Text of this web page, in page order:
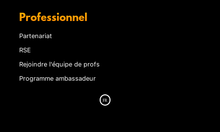
Professionnel
Partenariat
RSE
Rejoindre l'équipe de profs
Programme ambassadeur